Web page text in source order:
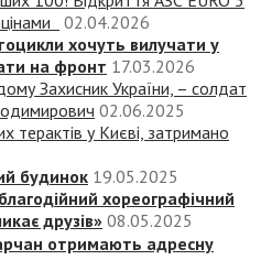
02.04.2026
хочуть вилучати у
на фронт 17.03.2026
Захисник України, – солдат
02.06.2025
терактів у Києві, затримано
будинок 19.05.2025
хореографічний
друзів» 08.05.2025
отримають адресну